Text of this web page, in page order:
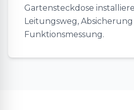
Gartensteckdose
Leitungsweg,
Funktionsmessung.